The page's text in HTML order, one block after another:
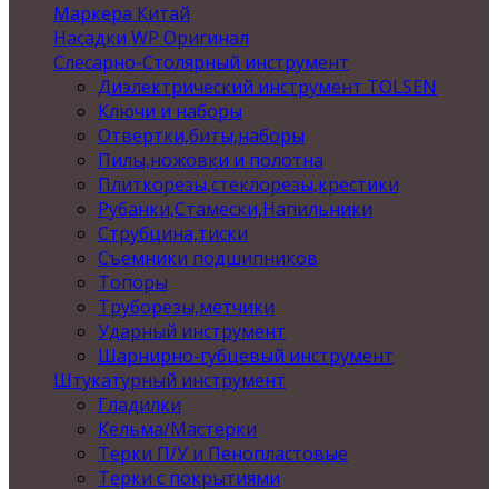
Маркера Китай
Насадки WP Оригинал
Слесарно-Столярный инструмент
Диэлектрический инструмент TOLSEN
Ключи и наборы
Отвертки,биты,наборы
Пилы,ножовки и полотна
Плиткорезы,стеклорезы,крестики
Рубанки,Стамески,Напильники
Струбцина,тиски
Съемники подшипников
Топоры
Труборезы,метчики
Ударный инструмент
Шарнирно-губцевый инструмент
Штукатурный инструмент
Гладилки
Кельма/Мастерки
Терки П/У и Пенопластовые
Терки с покрытиями